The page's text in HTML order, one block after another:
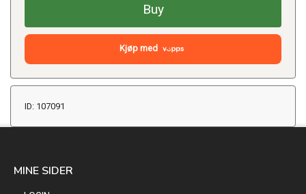
Buy
Kjøp med
ID: 107091
MINE SIDER